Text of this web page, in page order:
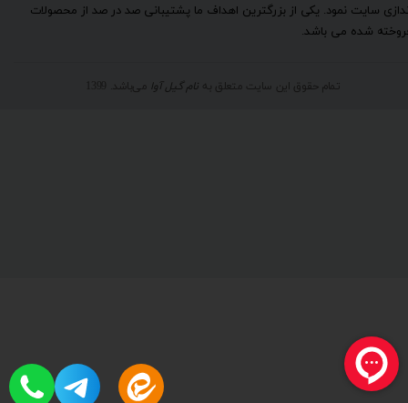
سایت نمود. یکی از بزرگترین اهداف ما پشتیبانی صد در صد از محصولات
شده می باشد.
تمام حقوق این سایت متعلق به نام گیل آوا می‌باشد. 1399